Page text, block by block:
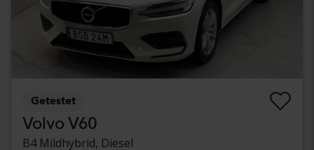
Getestet
Volvo V60
B4 Mildhybrid, Diesel